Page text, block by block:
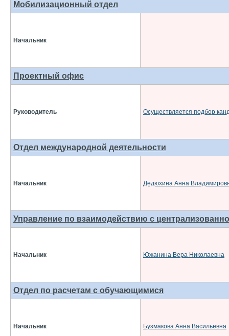
Мобилизационный отдел
Начальник
Проектный офис
Руководитель Осуществляется подбор
Отдел международной деятельности
Начальник Дедюхина Анна
Управление по взаимодействию с
Начальник Южанина Вера Николаевна
Отдел по расчетам с обучающимися
Начальник Бузмакова Анна Васильевна